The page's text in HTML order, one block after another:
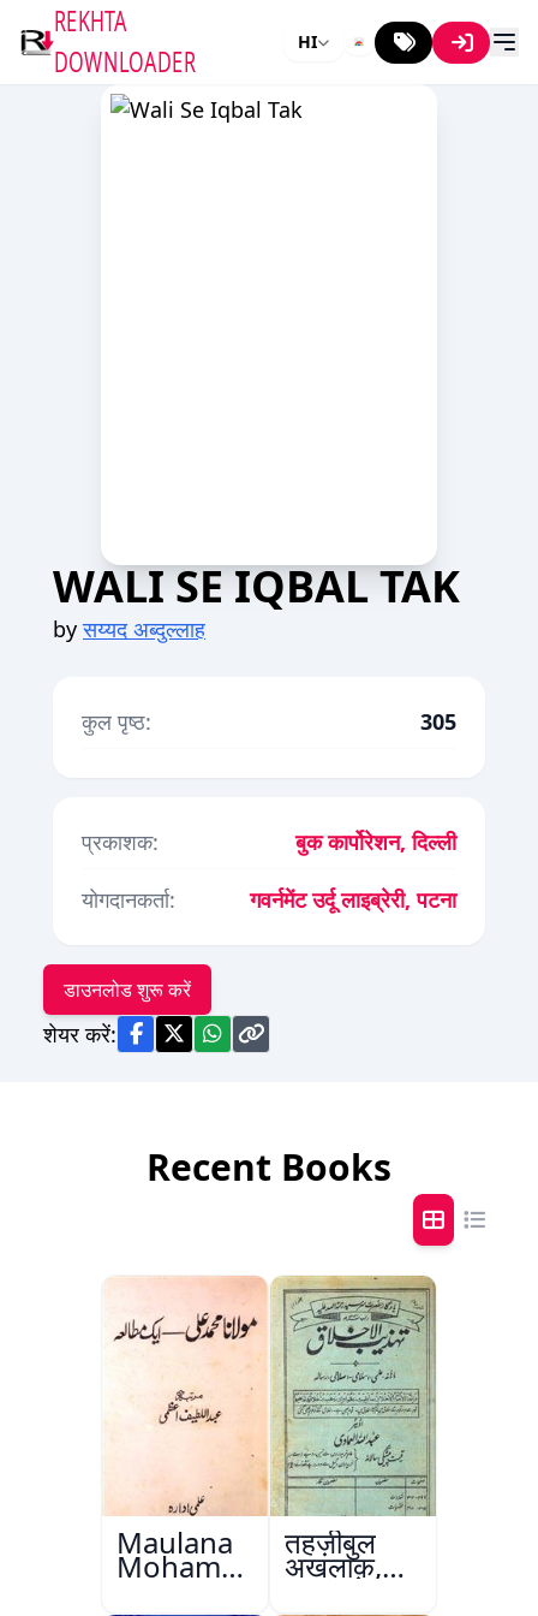
REKHTA
DOWNLOADER
HI
WALI SE IQBAL TAK
byसय्यद अब्दुल्लाह
कुल पृष्ठ: 305
प्रकाशक:
बुक कार्पोरेशन, दिल्ली
योगदानकर्ता:
गवर्नमेंट उर्दू लाइब्रेरी, पटना
डाउनलोड शुरू करें
शेयर करें:
Recent Books
Maulana
Mohammad
Ali Ek
तहज़ीबुल
अख़लाक़,
अमृतसर